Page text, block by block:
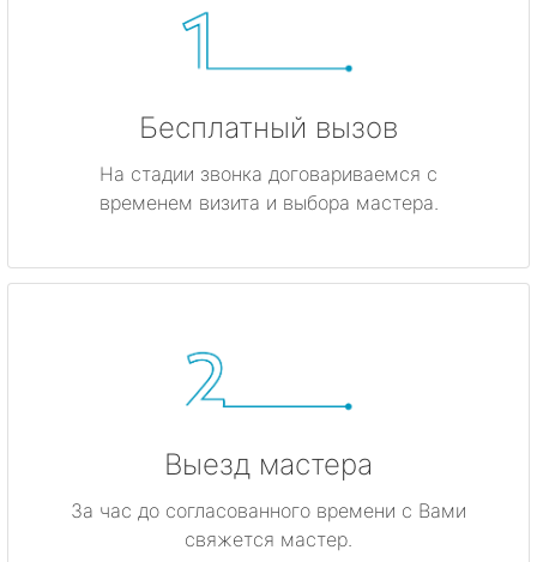
Бесплатный вызов
На стадии звонка договариваемся с
временем визита и выбора мастера.
Выезд мастера
За час до согласованного времени с Вами
свяжется мастер.